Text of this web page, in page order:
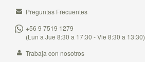
Preguntas Frecuentes
+56 9 7519 1279
(Lun a Jue 8:30 a 17:30 - Vie 8:30 a 13:30)
Trabaja con nosotros